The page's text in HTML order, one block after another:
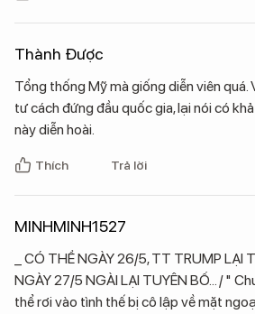
Thành Được
Tổng thống Mỹ mà giống diễn viên quá.
tư cách đứng đầu quốc gia, lại nói có
này diễn hoài.
Thích Trả lời
MINHMINH1527
_ CÓ THỂ NGÀY 26/5, TT TRUMP LẠI
NGÀY 27/5 NGÀI LẠI TUYÊN BỐ... / "
thể rơi vào tình thế bị cô lập về mặt